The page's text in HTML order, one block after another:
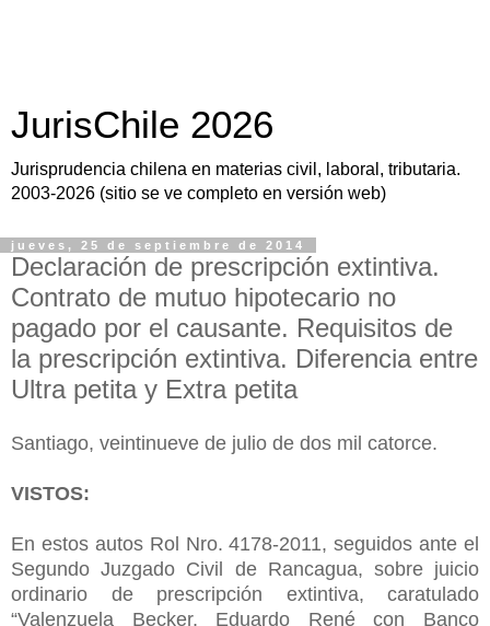
JurisChile 2026
Jurisprudencia chilena en materias civil, laboral, tributaria.
2003-2026 (sitio se ve completo en versión web)
jueves, 25 de septiembre de 2014
Declaración de prescripción extintiva.
Contrato de mutuo hipotecario no
pagado por el causante. Requisitos de
la prescripción extintiva. Diferencia entre
Ultra petita y Extra petita
Santiago, veintinueve de julio de dos mil catorce.
VISTOS:
En estos autos Rol Nro. 4178-2011, seguidos ante el
Segundo Juzgado Civil de Rancagua, sobre juicio
ordinario de prescripción extintiva, caratulado
“Valenzuela Becker, Eduardo René con Banco